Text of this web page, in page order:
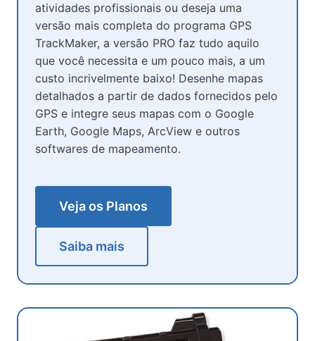
atividades profissionais ou deseja uma
versão mais completa do programa GPS
TrackMaker, a versão PRO faz tudo aquilo
que você necessita e um pouco mais, a um
custo incrivelmente baixo! Desenhe mapas
detalhados a partir de dados fornecidos pelo
GPS e integre seus mapas com o Google
Earth, Google Maps, ArcView e outros
softwares de mapeamento.
Veja os Planos
Saiba mais